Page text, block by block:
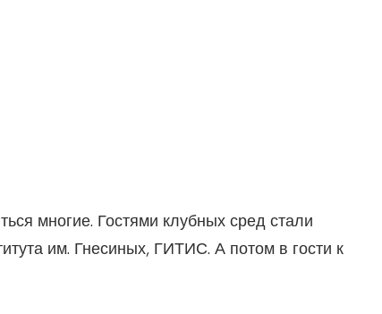
многие. Гостями клубных сред стали
им. Гнесиных, ГИТИС. А потом в гости к